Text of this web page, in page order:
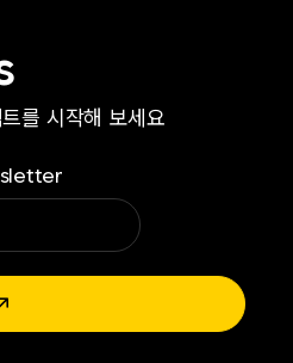
를 시작해 보세요